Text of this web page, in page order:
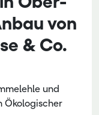
von
& Co.
und
Ökologischer